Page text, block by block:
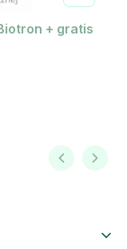
+ gratis